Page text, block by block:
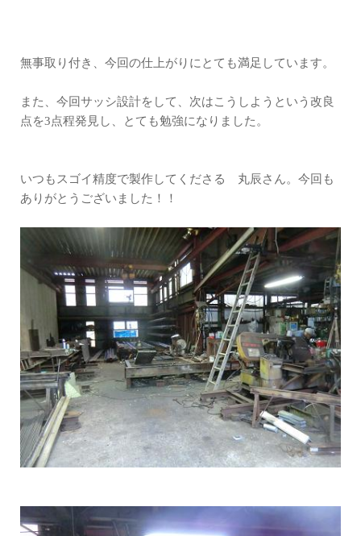
無事取り付き、今回の仕上がりにとても満足しています。
また、今回サッシ設計をして、次はこうしようという改良
点を3点程発見し、とても勉強になりました。
いつもスゴイ精度で製作してくださる 丸辰さん。今回も
ありがとうございました！！